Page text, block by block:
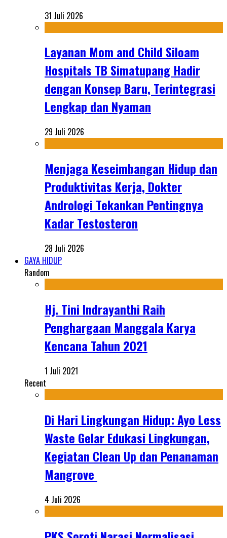
31 Juli 2026
Layanan Mom and Child Siloam
Hospitals TB Simatupang Hadir
dengan Konsep Baru, Terintegrasi
Lengkap dan Nyaman
29 Juli 2026
Menjaga Keseimbangan Hidup dan
Produktivitas Kerja, Dokter
Andrologi Tekankan Pentingnya
Kadar Testosteron
28 Juli 2026
GAYA HIDUP
Random
Hj. Tini Indrayanthi Raih
Penghargaan Manggala Karya
Kencana Tahun 2021
1 Juli 2021
Recent
Di Hari Lingkungan Hidup: Ayo Less
Waste Gelar Edukasi Lingkungan,
Kegiatan Clean Up dan Penanaman
Mangrove
4 Juli 2026